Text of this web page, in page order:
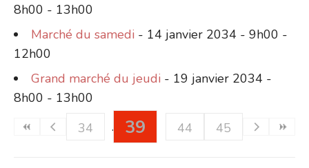
8h00 - 13h00
Marché du samedi - 14 janvier 2034 - 9h00 -
12h00
Grand marché du jeudi - 19 janvier 2034 -
8h00 - 13h00
34
39 44 45